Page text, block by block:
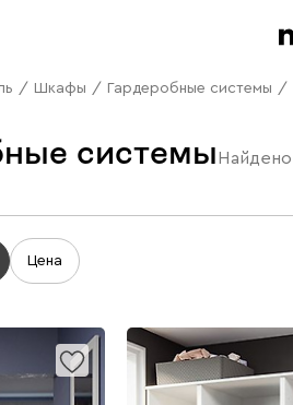
/ Шкафы / Гардеробные системы /
системы Найдено
Цена